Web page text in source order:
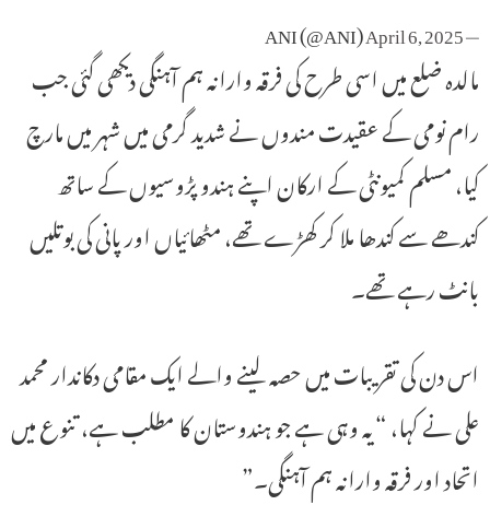
— ANI (@ANI)
April 6, 2025
مالدہ ضلع میں اسی طرح کی فرقہ وارانہ ہم آہنگی دیکھی گئی جب
رام نومی کے عقیدت مندوں نے شدید گرمی میں شہر میں مارچ
کیا، مسلم کمیونٹی کے ارکان اپنے ہندو پڑوسیوں کے ساتھ
کندھے سے کندھا ملا کر کھڑے تھے، مٹھائیاں اور پانی کی بوتلیں
بانٹ رہے تھے۔
اس دن کی تقریبات میں حصہ لینے والے ایک مقامی دکاندار محمد
علی نے کہا، “یہ وہی ہے جو ہندوستان کا مطلب ہے، تنوع میں
اتحاد اور فرقہ وارانہ ہم آہنگی۔”